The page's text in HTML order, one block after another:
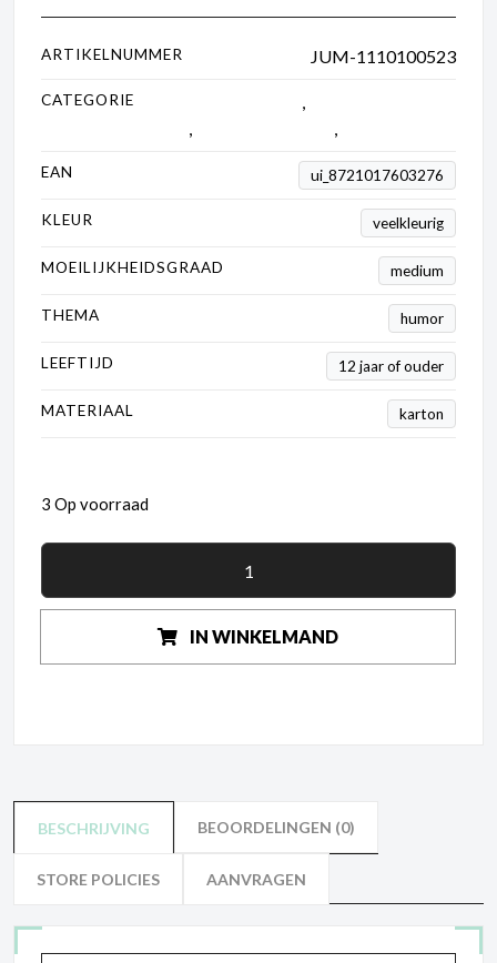
ARTIKELNUMMER JUM-1110100523
CATEGORIE ,
, ,
EAN ui_8721017603276
KLEUR veelkleurig
MOEILIJKHEIDSGRAAD medium
THEMA humor
LEEFTIJD 12 jaar of ouder
MATERIAAL karton
3 Op voorraad
IN WINKELMAND
BESCHRIJVING BEOORDELINGEN (0)
STORE POLICIES AANVRAGEN